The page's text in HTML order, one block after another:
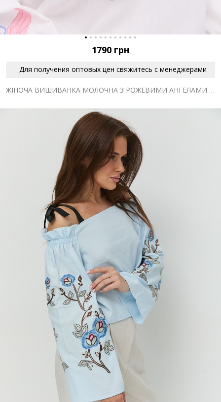
1790 грн
Для получения оптовых цен свяжитесь с менеджерами
ЖІНОЧА ВИШИВАНКА МОЛОЧНА З РОЖЕВИМИ АНГЕЛАМИ ГЛАДДЮ